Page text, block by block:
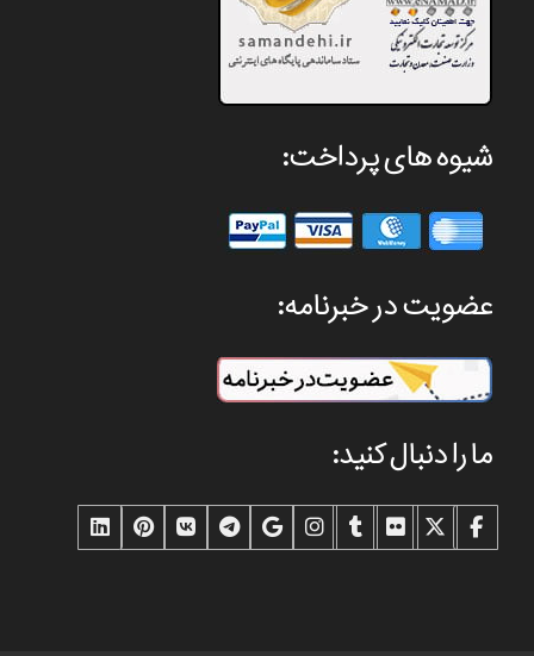
شیوه های پرداخت:
عضویت در خبرنامه:
ما را دنبال کنید: